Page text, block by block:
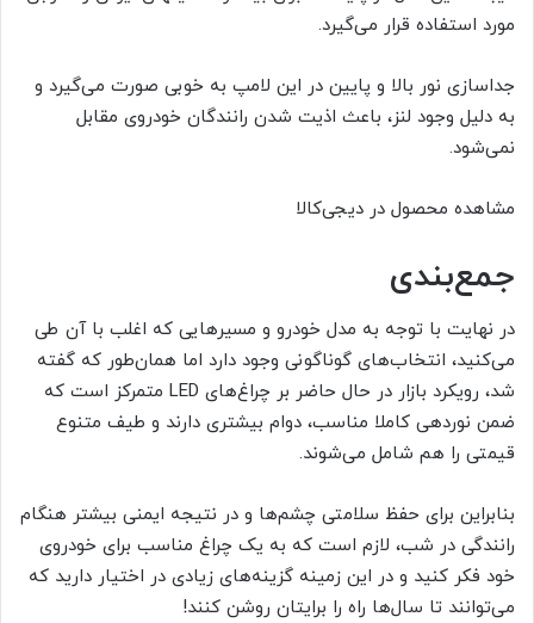
مورد استفاده قرار می‌گیرد.
جداسازی نور بالا و پایین در این لامپ به خوبی صورت می‌گیرد و
به دلیل وجود لنز، باعث اذیت شدن رانندگان خودروی مقابل
نمی‌شود.
مشاهده محصول در دیجی‌کالا
جمع‌بندی
در نهایت با توجه به مدل خودرو و مسیرهایی که اغلب با آن طی
می‌کنید، انتخاب‌های گوناگونی وجود دارد اما همان‌طور که گفته
شد، رویکرد بازار در حال حاضر بر چراغ‌های LED متمرکز است که
ضمن نوردهی کاملا مناسب، دوام بیشتری دارند و طیف متنوع
قیمتی را هم شامل می‌شوند.
بنابراین برای حفظ سلامتی چشم‌ها و در نتیجه ایمنی بیشتر هنگام
رانندگی در شب، لازم است که به یک چراغ مناسب برای خودروی
خود فکر کنید و در این زمینه گزینه‌های زیادی در اختیار دارید که
می‌توانند تا سال‌ها راه را برایتان روشن کنند!